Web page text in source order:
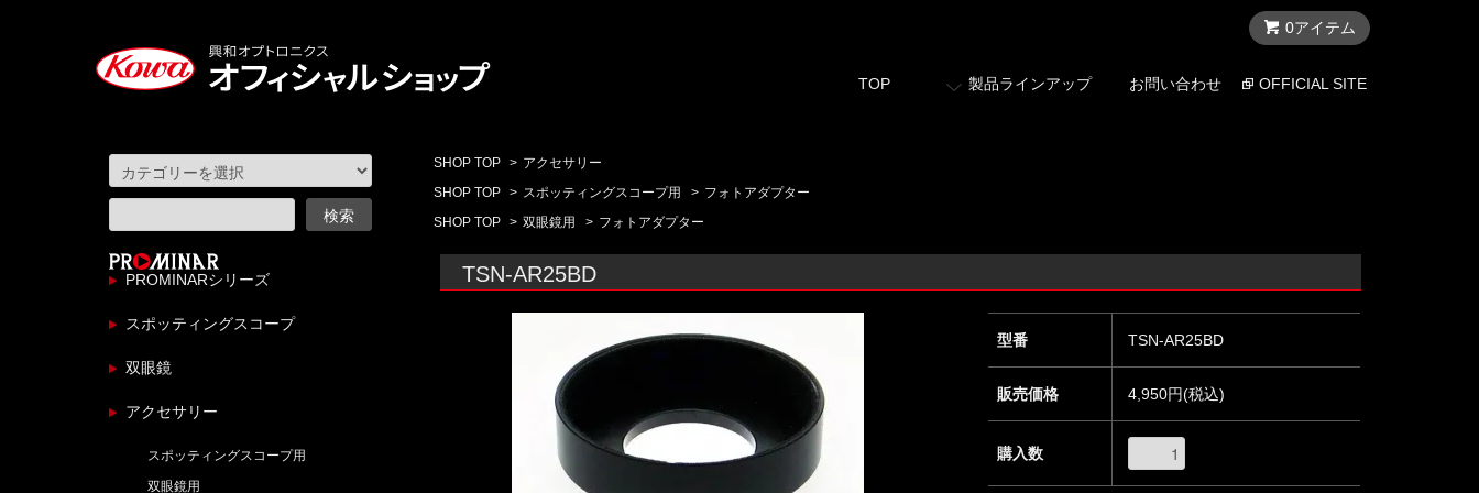
0アイテム
TOP 製品ラインアップ お問い合わせ OFFICIAL SITE
SHOP TOP > アクセサリー
SHOP TOP
> スポッティングスコープ用 > フォトアダプター
SHOP TOP
> 双眼鏡用 > フォトアダプター
TSN-AR25BD
型番 TSN-AR25BD
販売価格 4,950円(税込)
購入数
PROMINARシリーズ
スポッティングスコープ
双眼鏡
アクセサリー
スポッティングスコープ用
双眼鏡用